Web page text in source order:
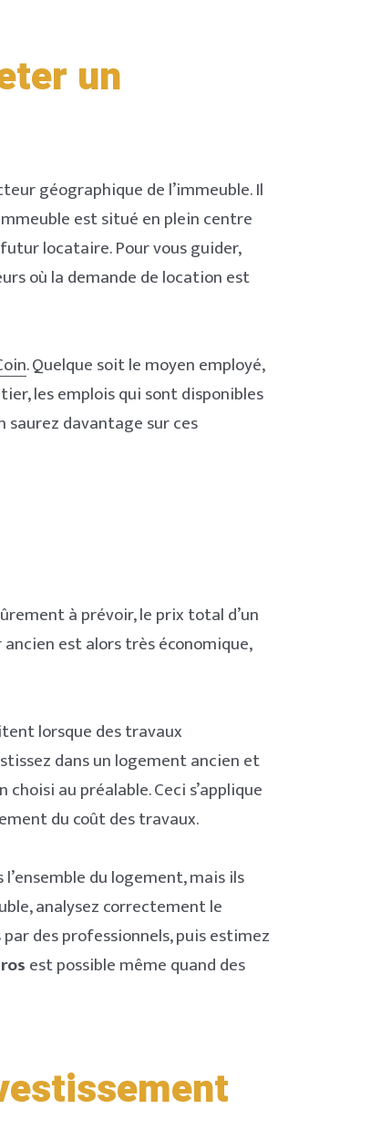
un
géographique de l’immeuble. Il
est situé en plein centre
locataire. Pour vous guider,
où la demande de location est
. Quelque soit le moyen employé,
les emplois qui sont disponibles
saurez davantage sur ces
à prévoir, le prix total d’un
est alors très économique,
lorsque des travaux
dans un logement ancien et
au préalable. Ceci s’applique
du coût des travaux.
du logement, mais ils
analysez correctement le
des professionnels, puis estimez
est possible même quand des
Pick all the topics you are interested in to
homepage with stories you'll love.
NEXT